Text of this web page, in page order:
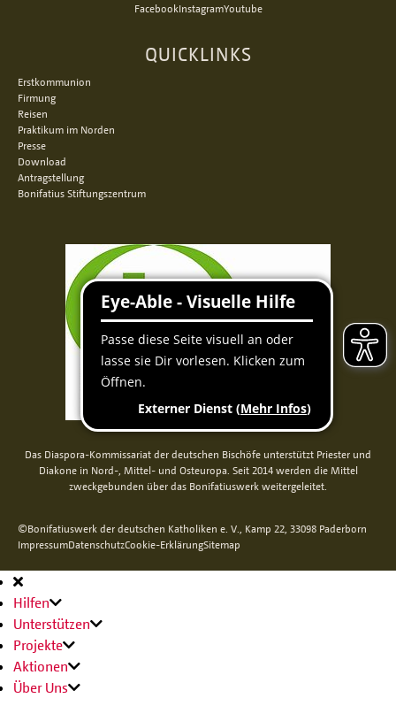
FacebookInstagramYoutube
QUICKLINKS
Erstkommunion
Firmung
Reisen
Praktikum im Norden
Presse
Download
Antragstellung
Bonifatius Stiftungszentrum
Das Diaspora-Kommissariat der deutschen Bischöfe unterstützt Priester und
Diakone in Nord-, Mittel- und Osteuropa. Seit 2014 werden die Mittel
zweckgebunden über das Bonifatiuswerk weitergeleitet.
©Bonifatiuswerk der deutschen Katholiken e. V., Kamp 22, 33098 Paderborn
ImpressumDatenschutzCookie-ErklärungSitemap
Hauptnavigation
Hilfen
Unterstützen
Projekte
Aktionen
Über Uns